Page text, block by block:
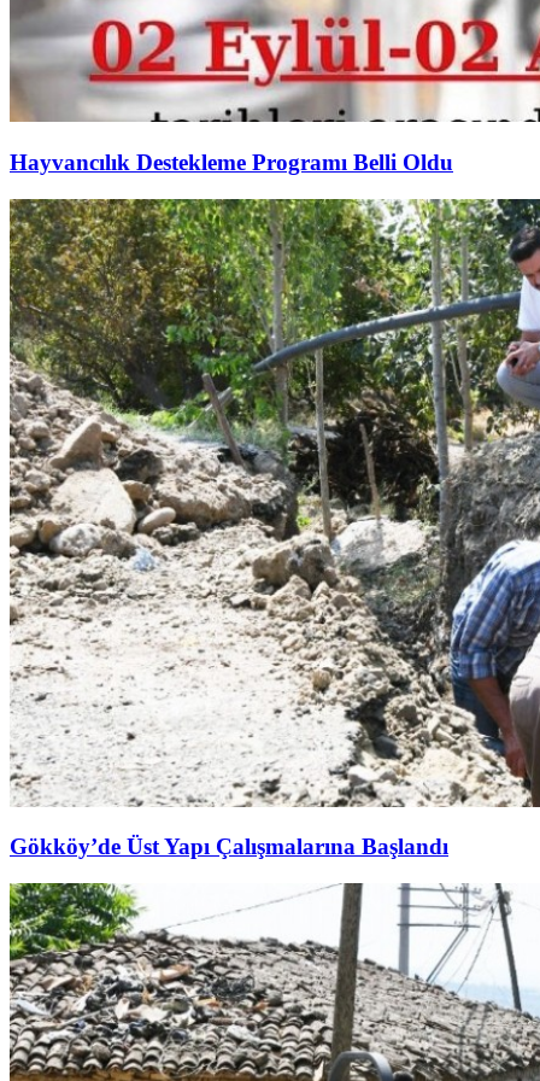
Hayvancılık Destekleme Programı Belli Oldu
Gökköy’de Üst Yapı Çalışmalarına Başlandı